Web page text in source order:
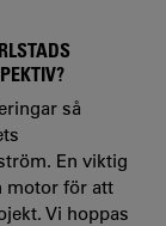
så
En viktig
motor för att
Vi hoppas